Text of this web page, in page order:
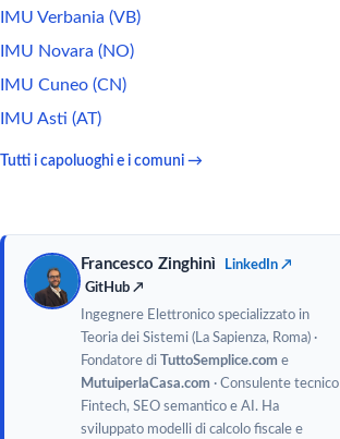
IMU Verbania (VB)
IMU Novara (NO)
IMU Cuneo (CN)
IMU Asti (AT)
Tutti i capoluoghi e i comuni →
Francesco Zinghinì
LinkedIn ↗
GitHub ↗
Ingegnere Elettronico specializzato in
Teoria dei Sistemi (La Sapienza, Roma) ·
Fondatore di TuttoSemplice.com e
MutuiperlaCasa.com · Consulente tecnico
Fintech, SEO semantico e AI. Ha
sviluppato modelli di calcolo fiscale e